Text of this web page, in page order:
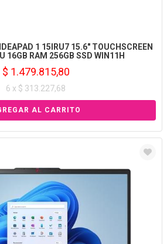
1 15IRU7 15.6" TOUCHSCREEN
16GB RAM 256GB SSD WIN11H
$ 1.479.815,80
6 x $ 313.227,68